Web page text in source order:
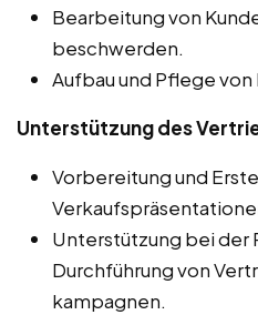
Bearbeitung von
beschwerden.
Aufbau und Pflege
Unterstützung des
Vorbereitung und
Unterstützung bei der
Durchführung von
kampagnen.